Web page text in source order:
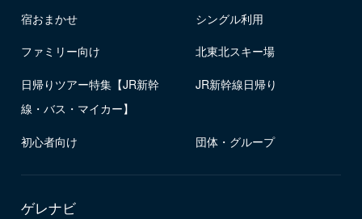
宿おまかせ シングル利用
ファミリー向け 北東北スキー場
日帰りツアー特集【JR新幹
線・バス・マイカー】
JR新幹線日帰り
初心者向け 団体・グループ
ゲレナビ